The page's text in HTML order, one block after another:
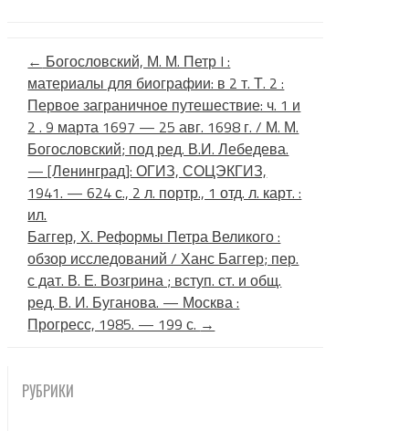
← Богословский, М. М. Петр I :
материалы для биографии: в 2 т. Т. 2 :
Первое заграничное путешествие: ч. 1 и
2 . 9 марта 1697 — 25 авг. 1698 г. / М. М.
Богословский; под ред. В.И. Лебедева.
— [Ленинград]: ОГИЗ, СОЦЭКГИЗ,
1941. — 624 с., 2 л. портр., 1 отд. л. карт. :
ил.
Баггер, Х. Реформы Петра Великого :
обзор исследований / Ханс Баггер; пер.
с дат. В. Е. Возгрина ; вступ. ст. и общ.
ред. В. И. Буганова. — Москва :
Прогресс, 1985. — 199 с. →
РУБРИКИ